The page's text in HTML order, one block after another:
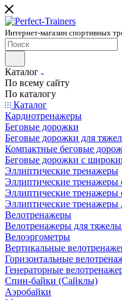
Интернет-магазин спортивных
Каталог
По всему сайту
По каталогу
Каталог
Кардиотренажеры
Беговые дорожки
Беговые дорожки для
Компактные беговые
Беговые дорожки с
Эллиптические тренажеры
Эллиптические
Эллиптические тренажеры
Эллиптические тренажеры
Велотренажеры
Велотренажеры для
Велоэргометры
Вертикальные
Горизонтальные
Генераторные
Спин-байки (Сайклы)
Аэробайки